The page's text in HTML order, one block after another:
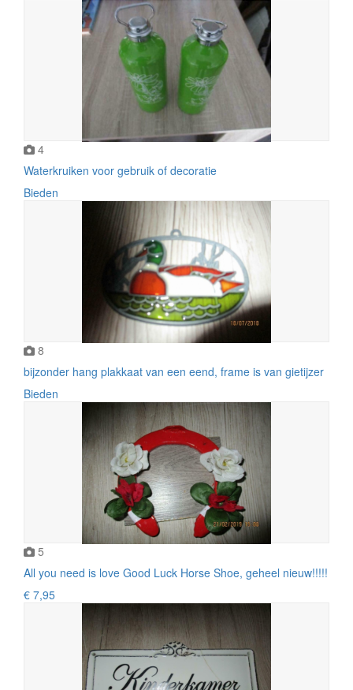
4
Waterkruiken voor gebruik of decoratie
Bieden
8
bijzonder hang plakkaat van een eend, frame is van gietijzer
Bieden
5
All you need is love Good Luck Horse Shoe, geheel nieuw!!!!!
€ 7,95